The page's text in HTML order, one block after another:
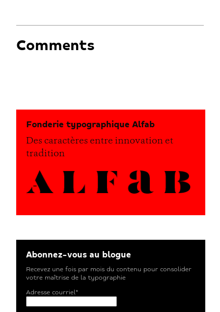
Comments
Fonderie typographique Alfab
Des caractères entre innovation et
tradition
Abonnez-vous au blogue
Recevez une fois par mois du contenu pour consolider
votre maîtrise de la typographie
Adresse courriel*